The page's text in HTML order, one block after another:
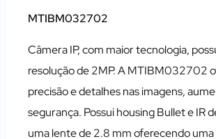
MTIBM032702
Câmera IP, com maior tecnologia,
resolução de 2MP. A MTIBM032702
precisão e detalhes nas imagens,
segurança. Possui housing Bullet e IR
uma lente de 2.8 mm oferecendo